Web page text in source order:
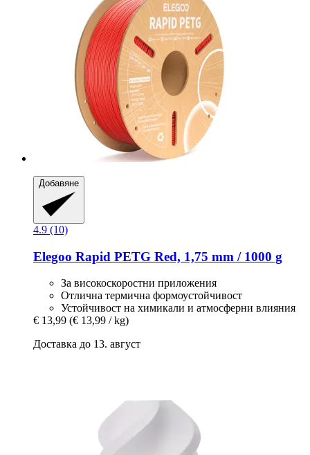
Добавяне
4.9 (10)
Elegoo Rapid PETG Red, 1,75 mm / 1000 g
За високоскоростни приложения
Отлична термична формоустойчивост
Устойчивост на химикали и атмосферни влияния
€ 13,99 (€ 13,99 / kg)
Доставка до 13. август